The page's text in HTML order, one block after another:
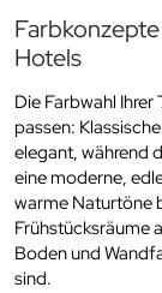
Hotels
Die Farbwahl
passen:
elegant, während
eine moderne,
warme Naturtöne
Frühstücksräume
Boden und
sind.